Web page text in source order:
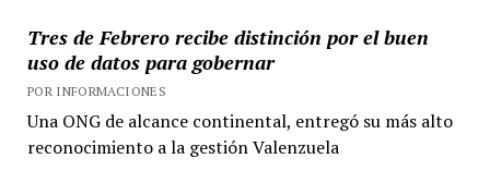
Tres de Febrero recibe distinción por el buen
uso de datos para gobernar
POR INFORMACIONES
Una ONG de alcance continental, entregó su más alto
reconocimiento a la gestión Valenzuela